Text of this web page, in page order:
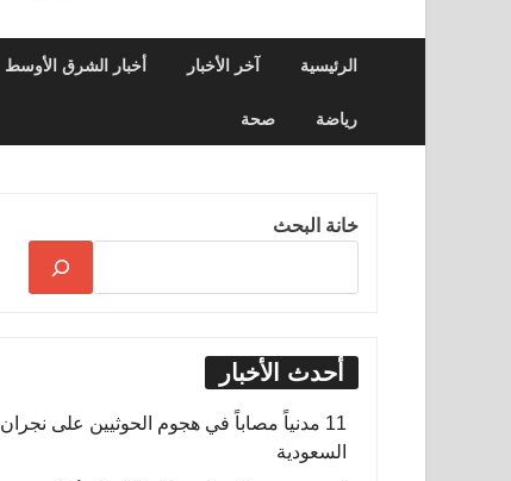
الرئيسية آخر الأخبار أخبار الشرق الأوسط
رياضة صحة
خانة البحث
أحدث الأخبار
11 مدنياً مصاباً في هجوم الحوثيين على نجران
السعودية